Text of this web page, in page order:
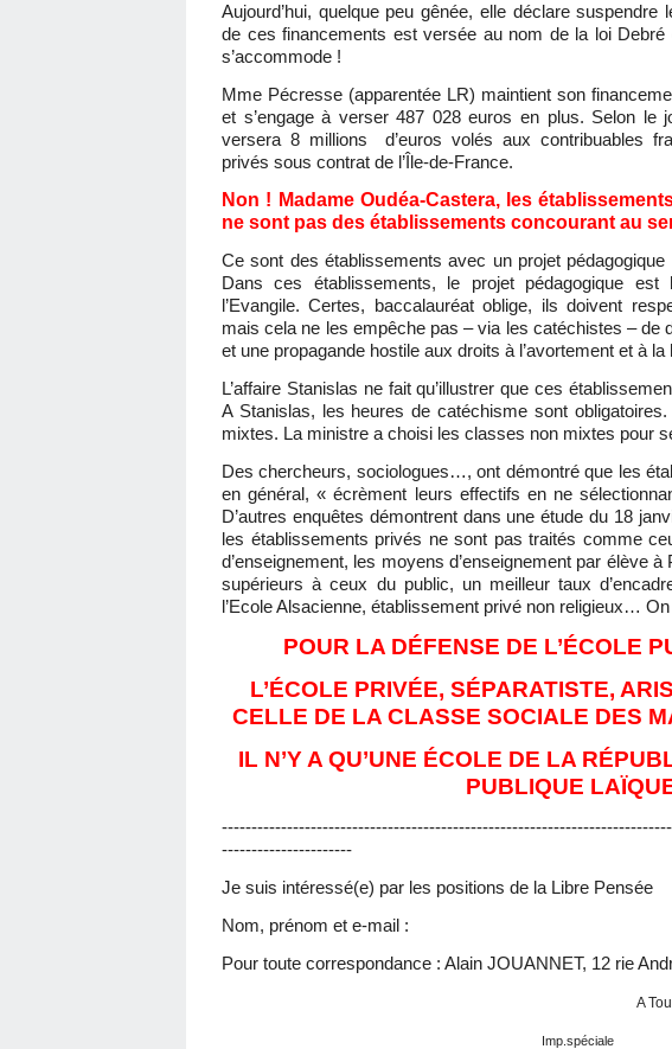
Aujourd’hui, quelque peu gênée, elle déclare
de ces financements est versée au nom de la loi Debré
s’accommode !
Mme Pécresse (apparentée LR) maintient son
et s’engage à verser 487 028 euros en plus. Selon le
versera 8 millions d’euros volés aux contribuables
privés sous contrat de l’Île-de-France.
Non ! Madame Oudéa-Castera, les
ne sont pas des établissements concourant au
Ce sont des établissements avec un projet
Dans ces établissements, le projet pédagogique
l’Evangile. Certes, baccalauréat oblige, ils doivent
mais cela ne les empêche pas – via les catéchistes – de
et une propagande hostile aux droits à l’avortement et à
L’affaire Stanislas ne fait qu’illustrer que ces
A Stanislas, les heures de catéchisme sont
mixtes. La ministre a choisi les classes non mixtes pour
Des chercheurs, sociologues…, ont démontré que les
en général, « écrèment leurs effectifs en ne
D’autres enquêtes démontrent dans une étude du 18
les établissements privés ne sont pas traités comme
d’enseignement, les moyens d’enseignement par élève
supérieurs à ceux du public, un meilleur taux
l’Ecole Alsacienne, établissement privé non religieux…
POUR LA DÉFENSE DE L’ÉCOLE
L’ÉCOLE PRIVÉE, SÉPARATISTE,
CELLE DE LA CLASSE SOCIALE DES
IL N’Y A QU’UNE ÉCOLE DE LA
PUBLIQUE
----------------------
Je suis intéressé(e) par les positions de la Libre Pensée
Nom, prénom et e-mail :
Pour toute correspondance : Alain JOUANNET, 12 rie
A
Imp.spéciale